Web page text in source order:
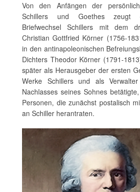
Von den Anfängen der
Schillers und Goethes zeugt
Briefwechsel Schillers mit dem
Christian Gottfried Körner (1756-
in den antinapoleonischen
Dichters Theodor Körner (1791-
später als Herausgeber der ersten
Werke Schillers und als
Nachlasses seines Sohnes
Personen, die zunächst postalisch
an Schiller herantraten.